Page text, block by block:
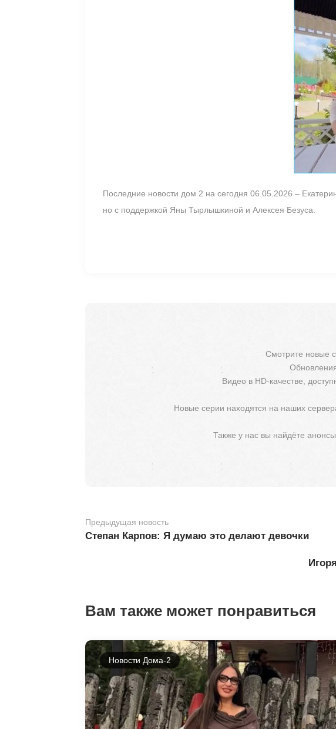
Последние новости дом 2 на сегодня 06.05.2026 –
но с поддержкой Яны Тырлышкиной и Алексея Безуса.
Смотрите новые
Видео в HD-качестве,
Новые серии находятся на наших
Также у нас вы найдёте
Предыдущая новость
Степан Карпов: Я думаю это делают девочки
Вам также может понравиться
Новости Дома-2